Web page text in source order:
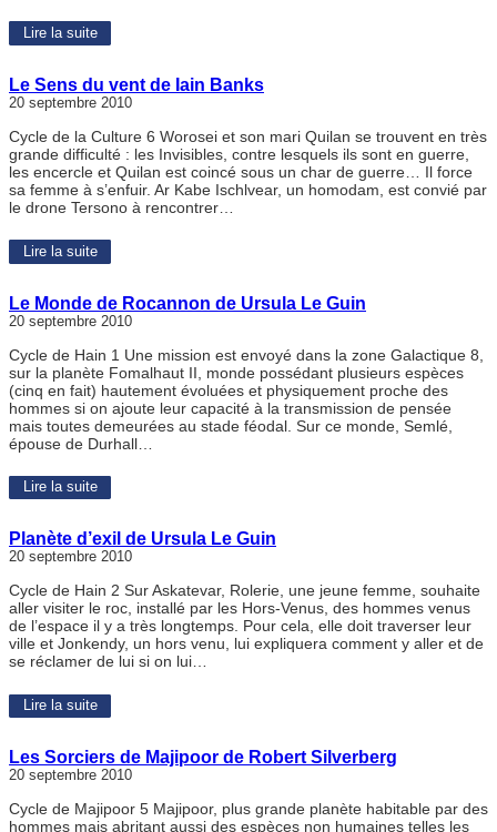
Lire la suite
Le Sens du vent de Iain Banks
20 septembre 2010
Cycle de la Culture 6 Worosei et son mari Quilan se trouvent en très
grande difficulté : les Invisibles, contre lesquels ils sont en guerre,
les encercle et Quilan est coincé sous un char de guerre… Il force
sa femme à s’enfuir. Ar Kabe Ischlvear, un homodam, est convié par
le drone Tersono à rencontrer…
Lire la suite
Le Monde de Rocannon de Ursula Le Guin
20 septembre 2010
Cycle de Hain 1 Une mission est envoyé dans la zone Galactique 8,
sur la planète Fomalhaut II, monde possédant plusieurs espèces
(cinq en fait) hautement évoluées et physiquement proche des
hommes si on ajoute leur capacité à la transmission de pensée
mais toutes demeurées au stade féodal. Sur ce monde, Semlé,
épouse de Durhall…
Lire la suite
Planète d’exil de Ursula Le Guin
20 septembre 2010
Cycle de Hain 2 Sur Askatevar, Rolerie, une jeune femme, souhaite
aller visiter le roc, installé par les Hors-Venus, des hommes venus
de l’espace il y a très longtemps. Pour cela, elle doit traverser leur
ville et Jonkendy, un hors venu, lui expliquera comment y aller et de
se réclamer de lui si on lui…
Lire la suite
Les Sorciers de Majipoor de Robert Silverberg
20 septembre 2010
Cycle de Majipoor 5 Majipoor, plus grande planète habitable par des
hommes mais abritant aussi des espèces non humaines telles les